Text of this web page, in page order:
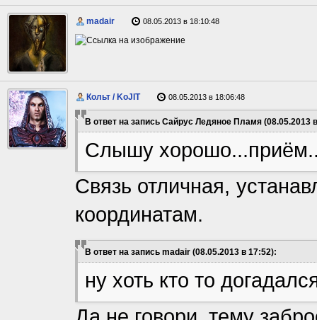
madair 08.05.2013 в 18:10:48
Кольт / KoJIT 08.05.2013 в 18:06:48
В ответ на запись Сайрус Ледяное Пламя (08.05.2013
Слышу
Связь отличная,
координатам.
В ответ на запись madair (08.05.2013 в 17:52):
ну хоть кто то